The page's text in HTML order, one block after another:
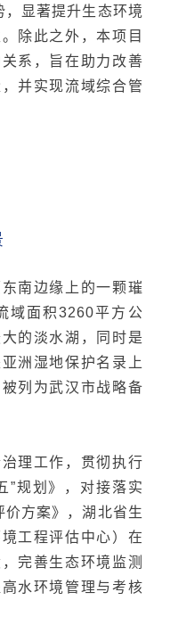
显著提升生态环境
除此之外，本项目
系，旨在助力改善
并实现流域综合管
南边缘上的一颗璀
域面积3260平方公
的淡水湖，同时是
洲湿地保护名录上
列为武汉市战略备
理工作，贯彻执行
”规划》，对接落实
价方案》，湖北省生
工程评估中心）在
完善生态环境监测
水环境管理与考核